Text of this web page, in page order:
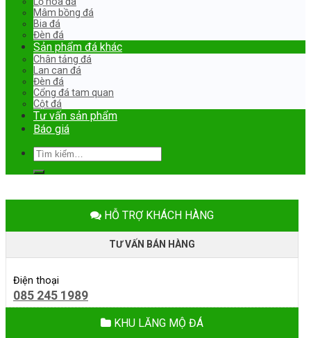
Mâm bồng đá
Bia đá
Đèn đá
Sản phẩm đá khác
Chân tảng đá
Lan can đá
Đèn đá
Cổng đá tam quan
Cột đá
Tư vấn sản phẩm
Báo giá
Tìm
kiếm:
HỖ TRỢ KHÁCH HÀNG
TƯ VẤN BÁN HÀNG
Điện thoại
085 245 1989
KHU LĂNG MỘ ĐÁ